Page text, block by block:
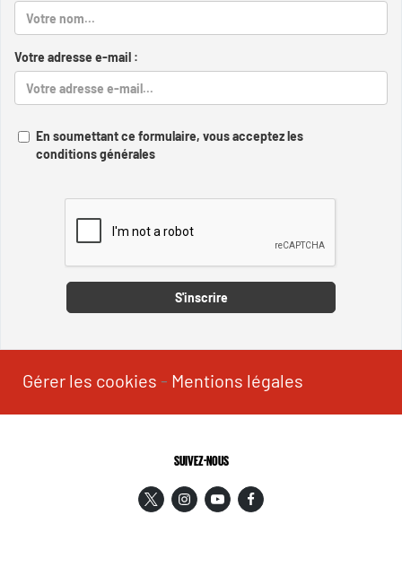
Votre adresse e-mail :
En soumettant ce formulaire, vous acceptez les
conditions générales
S'inscrire
Gérer les cookies - Mentions légales
SUIVEZ-NOUS